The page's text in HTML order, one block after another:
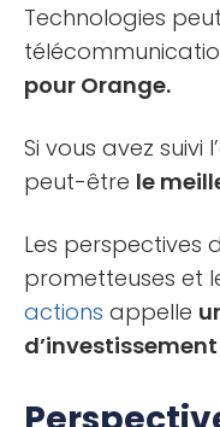
Technologies
pour Orange.
Si vous avez suivi
peut-être le
Les perspectives
prometteuses et
actions appelle